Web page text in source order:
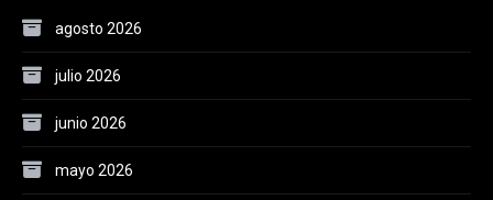
agosto 2026
julio 2026
junio 2026
mayo 2026